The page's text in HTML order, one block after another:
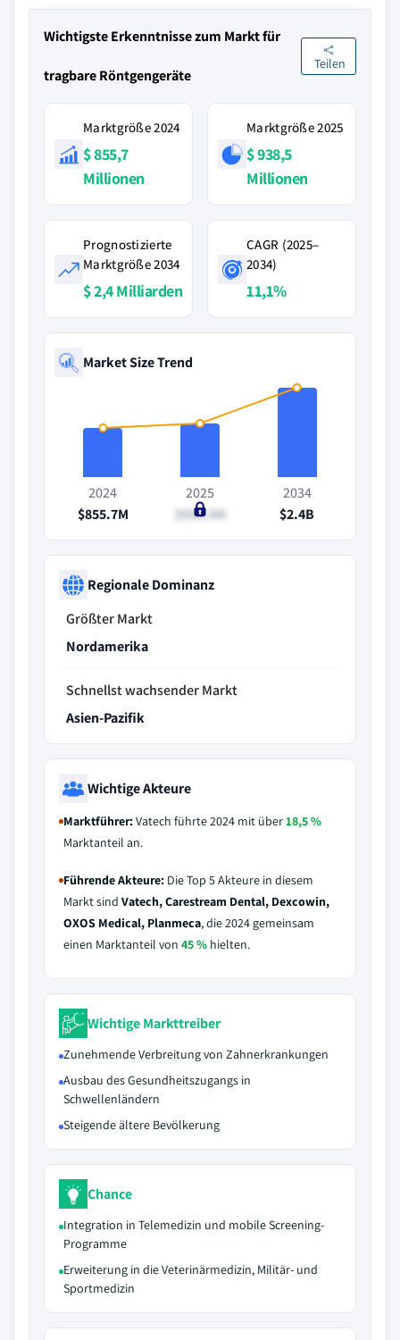
Wichtigste Erkenntnisse zum Markt für
tragbare Röntgengeräte
Teilen
Marktgröße 2024
$ 855,7
Millionen
Marktgröße 2025
$ 938,5
Millionen
Prognostizierte
Marktgröße 2034
$ 2,4 Milliarden
CAGR (2025–
2034)
11,1%
Market Size Trend
2024
$855.7M
2025
$938.5M
2034
$2.4B
Regionale Dominanz
Größter Markt
Nordamerika
Schnellst wachsender Markt
Asien-Pazifik
Wichtige Akteure
Marktführer:Vatech führte 2024 mit über18,5 %
Marktanteil an.
Führende Akteure: Die Top 5 Akteure in diesem
Markt sind Vatech, Carestream Dental, Dexcowin,
OXOS Medical, Planmeca, die 2024 gemeinsam
einen Marktanteil von 45 % hielten.
Wichtige Markttreiber
Zunehmende Verbreitung von Zahnerkrankungen
Ausbau des Gesundheitszugangs in
Schwellenländern
Steigende ältere Bevölkerung
Chance
Integration in Telemedizin und mobile Screening-
Programme
Erweiterung in die Veterinärmedizin, Militär- und
Sportmedizin